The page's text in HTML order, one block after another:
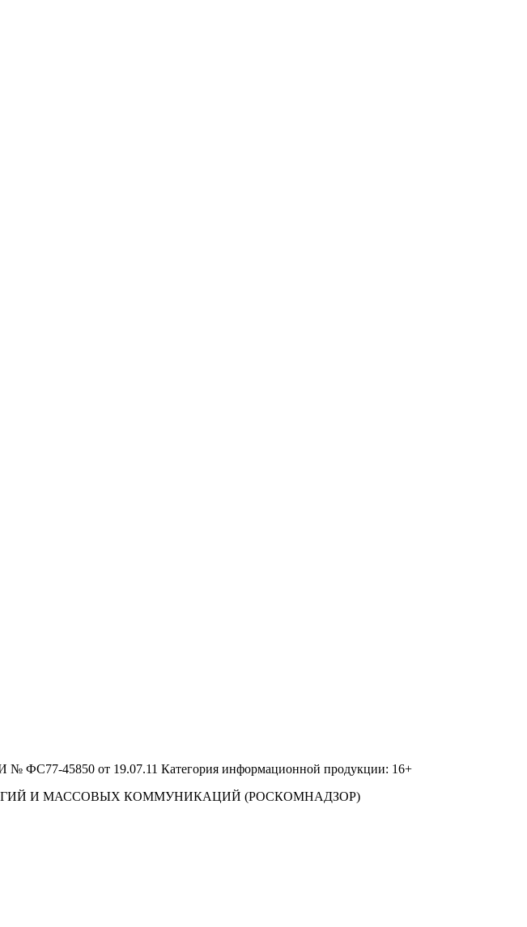
№ ФС77-45850 от 19.07.11 Категория информационной продукции: 16+
И МАССОВЫХ КОММУНИКАЦИЙ (РОСКОМНАДЗОР)